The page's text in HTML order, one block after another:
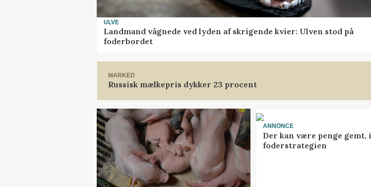
ULVE
Landmand vågnede ved lyden af skrigende kvier: Ulven stod på
foderbordet
MARKED
Russisk mælkepris dykker 23 procent
ANNONCE
Der kan være penge gemt, i
foderstrategien